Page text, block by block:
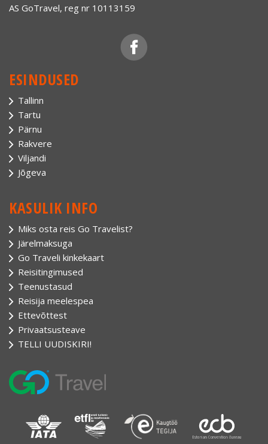
AS GoTravel, reg nr 10113159
ESINDUSED
Tallinn
Tartu
Pärnu
Rakvere
Viljandi
Jõgeva
KASULIK INFO
Miks osta reis Go Travelist?
Järelmaksuga
Go Traveli kinkekaart
Reisitingimused
Teenustasud
Reisija meelespea
Ettevõttest
Privaatsusteave
TELLI UUDISKIRI!